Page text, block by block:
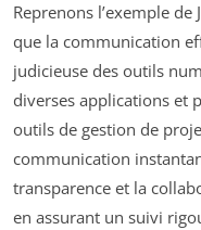
Reprenons l’exemple
que la communication
judicieuse des outils
diverses applications et
outils de gestion de
communication
transparence et la
en assurant un suivi